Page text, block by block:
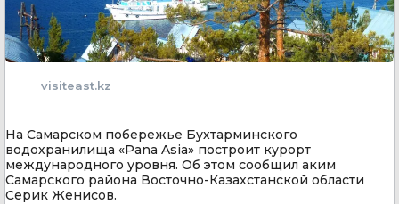
visiteast.kz
На Самарском побережье Бухтарминского
водохранилища «Pana Asia» построит курорт
международного уровня. Об этом сообщил аким
Самарского района Восточно-Казахстанской области
Серик Женисов.